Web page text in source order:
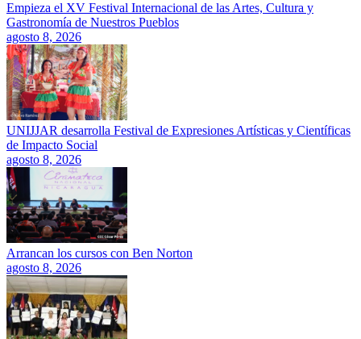
Empieza el XV Festival Internacional de las Artes, Cultura y
Gastronomía de Nuestros Pueblos
agosto 8, 2026
UNIJJAR desarrolla Festival de Expresiones Artísticas y Científicas
de Impacto Social
agosto 8, 2026
Arrancan los cursos con Ben Norton
agosto 8, 2026